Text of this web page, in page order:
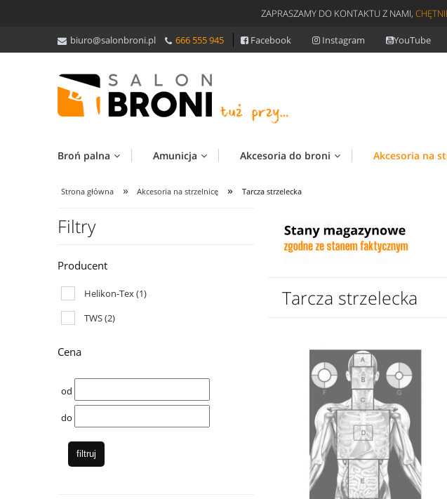
ZAPRASZAMY DO KONTAKTU Z NAMI,
biuro@salonbroni.pl 666 555 945 Facebook Instagram YouTube
Broń palna Amunicja Akcesoria do broni Akcesoria na
Strona główna » Akcesoria na strzelnicę » Tarcza strzelecka
Filtry
Producent
Helikon-Tex(1)
TWS(2)
Cena
od
do
filtruj
Tarcza strzelecka